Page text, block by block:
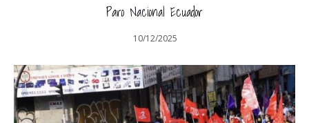
Paro Nacional Ecuador
10/12/2025